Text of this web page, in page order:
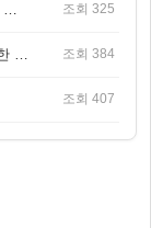
조회 325
조회 384
조회 407